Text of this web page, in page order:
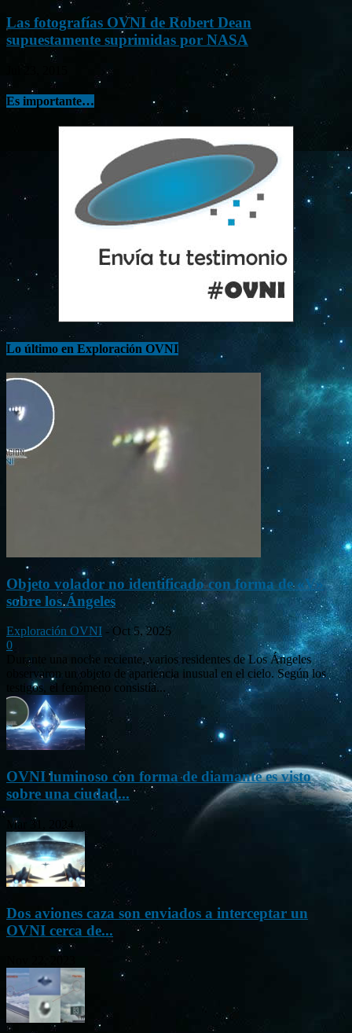
Las fotografías OVNI de Robert Dean
supuestamente suprimidas por NASA
Es importante…
Lo último en Exploración OVNI
Objeto volador no identificado con forma de «V»
sobre los Ángeles
Exploración OVNI - Oct 5, 2025
0
Durante una noche reciente, varios residentes de Los Ángeles
observaron un objeto de apariencia inusual en el cielo. Según los
testigos, el fenómeno consistía...
OVNI luminoso con forma de diamante es visto
sobre una ciudad...
Mar 31, 2024
Dos aviones caza son enviados a interceptar un
OVNI cerca de...